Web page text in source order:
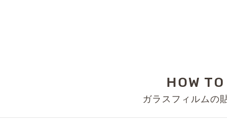
HOW TO
ガラスフィルムの